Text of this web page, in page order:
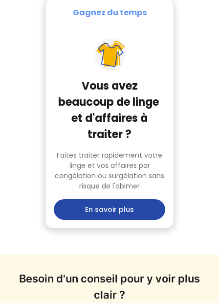
Gagnez du temps
Vous avez
beaucoup de linge
et d'affaires à
traiter ?
Faites traiter rapidement votre
linge et vos affaires par
congélation ou surgélation sans
risque de l'abimer
En savoir plus
Besoin d'un conseil pour y voir plus
clair ?